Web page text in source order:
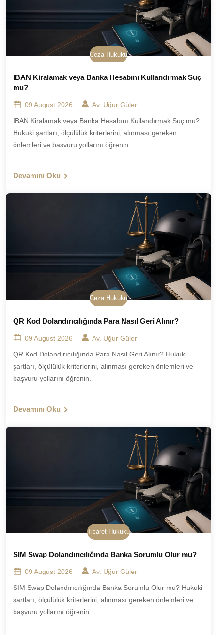
Ceza Hukuku
IBAN Kiralamak veya Banka Hesabını Kullandırmak Suç
mu?
09 August 2026 Av. Uğur Güler
IBAN Kiralamak veya Banka Hesabını Kullandırmak Suç mu?
Hukuki şartları, ölçülülük kriterlerini, alınması gereken
önlemleri ve başvuru yollarını öğrenin.
Devamını Oku
Ceza Hukuku
QR Kod Dolandırıcılığında Para Nasıl Geri Alınır?
09 August 2026 Av. Uğur Güler
QR Kod Dolandırıcılığında Para Nasıl Geri Alınır? Hukuki
şartları, ölçülülük kriterlerini, alınması gereken önlemleri ve
başvuru yollarını öğrenin.
Devamını Oku
Ticaret Hukuku
SIM Swap Dolandırıcılığında Banka Sorumlu Olur mu?
09 August 2026 Av. Uğur Güler
SIM Swap Dolandırıcılığında Banka Sorumlu Olur mu? Hukuki
şartları, ölçülülük kriterlerini, alınması gereken önlemleri ve
başvuru yollarını öğrenin.